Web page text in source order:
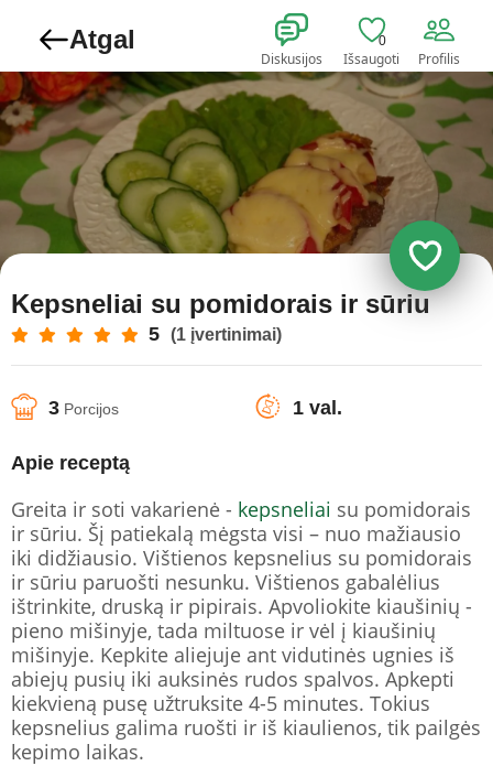
Atgal
Diskusijos
0
Išsaugoti Profilis
Kepsneliai su pomidorais ir sūriu
5 (1 įvertinimai)
3 Porcijos 1 val.
Apie receptą
Greita ir soti vakarienė - kepsneliai su pomidorais
ir sūriu. Šį patiekalą mėgsta visi – nuo ​​mažiausio
iki didžiausio. Vištienos kepsnelius su pomidorais
ir sūriu paruošti nesunku. Vištienos gabalėlius
ištrinkite, druską ir pipirais. Apvoliokite kiaušinių -
pieno mišinyje, tada miltuose ir vėl į kiaušinių
mišinyje. Kepkite aliejuje ant vidutinės ugnies iš
abiejų pusių iki auksinės rudos spalvos. Apkepti
kiekvieną pusę užtruksite 4-5 minutes. Tokius
kepsnelius galima ruošti ir iš kiaulienos, tik pailgės
kepimo laikas.